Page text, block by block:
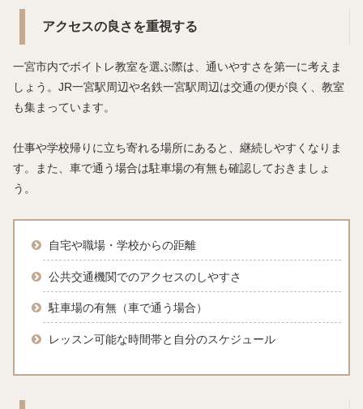
アクセスの良さを重視する
一宮市内でボイトレ教室を選ぶ際は、通いやすさを第一に考えま
しょう。JR一宮駅周辺や名鉄一宮駅周辺は交通の便が良く、教室
も集まっています。
仕事や学校帰りに立ち寄れる場所にあると、継続しやすくなりま
す。また、車で通う場合は駐車場の有無も確認しておきましょ
う。
自宅や職場・学校からの距離
公共交通機関でのアクセスのしやすさ
駐車場の有無（車で通う場合）
レッスン可能な時間帯と自分のスケジュール